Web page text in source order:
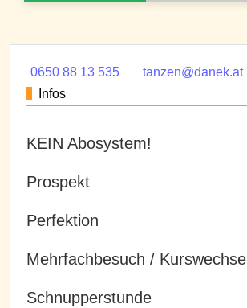
0650 88 13 535
tanzen@danek.at
Infos
KEIN Abosystem!
Prospekt
Perfektion
Mehrfachbesuch / Kurswechsel
Schnupperstunde